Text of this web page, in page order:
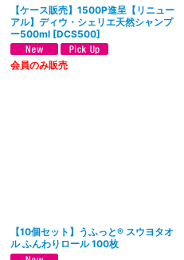
【ケース販売】1500P進呈【リニュー
アル】ディウ・シェリエ天然シャンプ
ー500ml [DCS500]
会員のみ販売
【10個セット】うふっと® スウヨタオ
ル ふんわりロール 100枚